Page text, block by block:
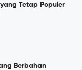
Tetap Populer
Berbahan